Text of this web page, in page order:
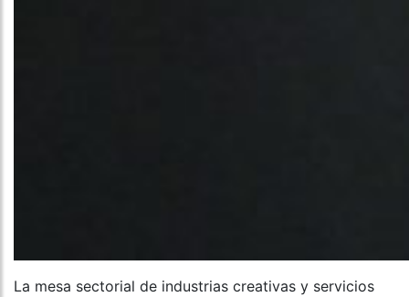
La mesa sectorial de industrias creativas y servicios